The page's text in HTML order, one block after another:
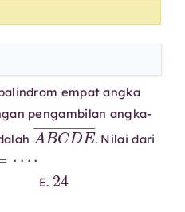
empat angka
pengambilan angka-
ABCDE―
. Nilai dari
24